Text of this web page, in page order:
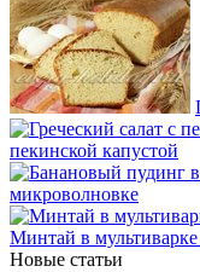
пекинской капустой
микроволновке
Минтай в
Новые статьи